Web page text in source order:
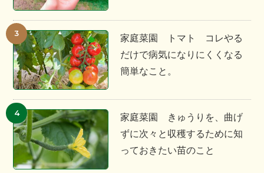
家庭菜園 トマト コレやる
だけで病気になりにくくなる
簡単なこと。
家庭菜園 きゅうりを、曲げ
ずに次々と収穫するために知
っておきたい苗のこと